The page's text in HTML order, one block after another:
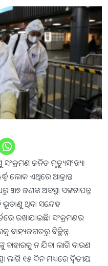
ସଂକ୍ରମଣ ଜନିତ ମୃତ୍ୟୁସଂଖ୍ୟା
ଲୋକ ଏଥିରେ ଆକ୍ରାନ୍ତ
ଜଣଙ୍କ ଅବସ୍ଥା ସଙ୍କଟାପନ୍ନ
ଥିବା ସନ୍ଦେହ
ରଖାଯାଇଛି। ସଂକ୍ରମଣର
ବାହ୍ୟଜଗତରୁ ବିଚ୍ଛିନ୍ନ
ନ ଯିବା ଲାଗି ବାରଣ
ଲାଗି ୧୫ ଦିନ ମଧ୍ୟରେ ଦ୍ୱିତୀୟ